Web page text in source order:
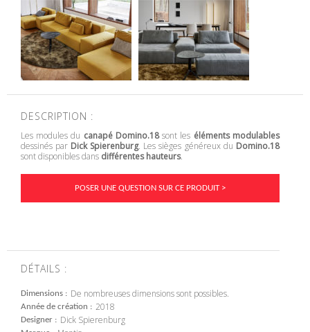
DESCRIPTION :
Les modules du canapé Domino.18sont les éléments modulables
dessinés par Dick Spierenburg. Les sièges généreux du Domino.18
sont disponibles dans différentes hauteurs.
POSER UNE QUESTION SUR CE PRODUIT >
DÉTAILS :
Dimensions De nombreuses dimensions sont possibles.
Année de création 2018
Designer Dick Spierenburg